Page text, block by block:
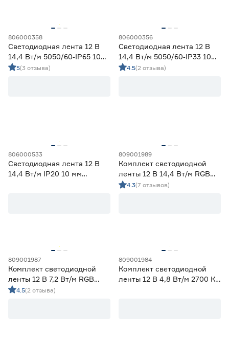
3000 (теплый)
3800-4200 (дневной)
14
4000 (нейтральный)
0
Степень защиты (IP)
20 33
1 1,2
10 16
Напряжение (В)
5
806000358
Светодиодная лента 12 В
14,4 Вт/м 5050/60‑IP65 10
мм мультиколор 5 м Geniled
5(3 отзыва)
806000356
Светодиодная лента 12 В
14,4 Вт/м 5050/60‑IP33 10
мм мультиколор 5 м Geniled
4.5(2 отзыва)
806000533
Светодиодная лента 12 В
14,4 Вт/м IP20 10 мм
809001989
Комплект светодиодной
ленты 12 В 14,4 Вт/м RGB
IP20 5050 с пультом ДУ 5 м
4.3(7 отзывов)
809001987
Комплект светодиодной
ленты 12 В 7,2 Вт/м RGB
IP65 5050 Wi‑fi Алиса 5 м
4.5(2 отзыва)
809001984
Комплект светодиодной
ленты 12 В 4,8 Вт/м 2700 К